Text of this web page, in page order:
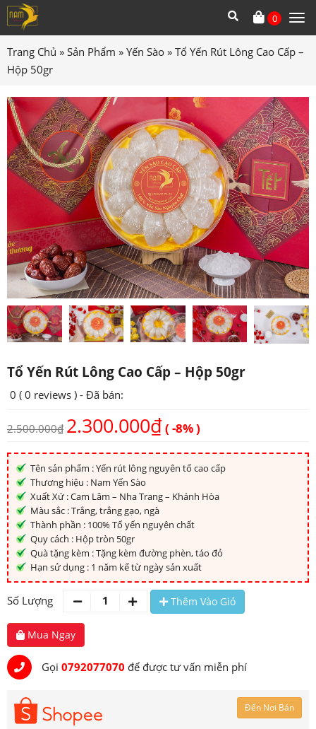
0
Trang Chủ » Sản Phẩm » Yến Sào » Tổ Yến Rút Lông Cao Cấp –
Hộp 50gr
Tổ Yến Rút Lông Cao Cấp – Hộp 50gr
0 ( 0 reviews ) - Đã bán:
2.500.000₫ 2.300.000₫( -8% )
Tên sản phẩm : Yến rút lông nguyên tổ cao cấp
Thương hiệu : Nam Yến Sào
Xuất Xứ : Cam Lâm – Nha Trang – Khánh Hòa
Màu sắc : Trắng, trắng gạo, ngà
Thành phần : 100% Tổ yến nguyên chất
Quy cách : Hộp tròn 50gr
Quà tặng kèm : Tặng kèm đường phèn, táo đỏ
Hạn sử dụng : 1 năm kể từ ngày sản xuất
Số Lượng Thêm Vào Giỏ
Mua Ngay
Gọi 0792077070 để được tư vấn miễn phí
Đến Nơi Bán